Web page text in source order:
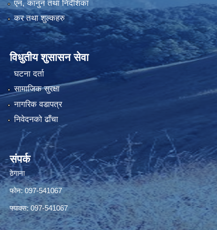
एन, कानुन तथा निर्देशिका
कर तथा शुल्कहरु
विधुतीय शुसासन सेवा
घटना दर्ता
सामाजिक सुरक्षा
नागरिक वडापत्र
निवेदनको ढाँचा
संपर्क
ठेगाना
फोन: 097-541067
फ्याक्स: 097-541067